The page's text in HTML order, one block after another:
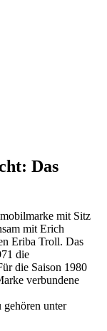
Das
mit Sitz
mit Erich
Eriba Troll. Das
die
die Saison 1980
verbundene
gehören unter